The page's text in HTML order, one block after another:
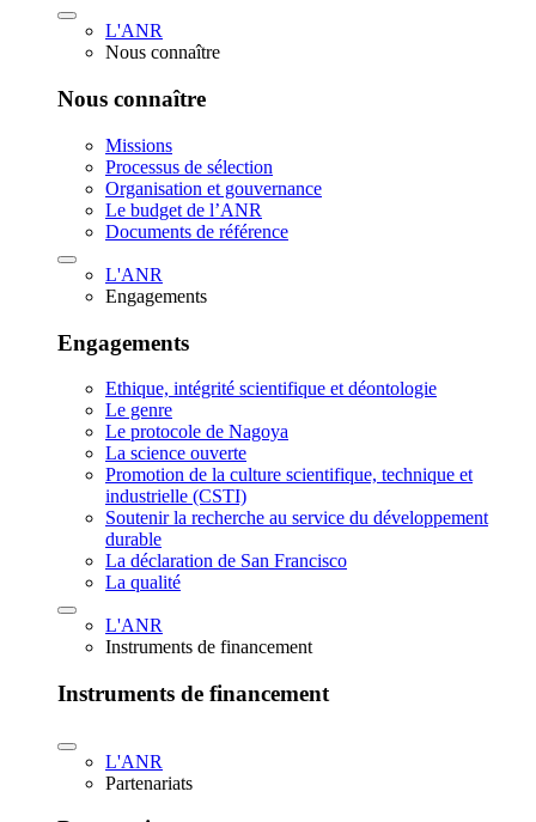
L'ANR
Nous connaître
Nous connaître
Missions
Processus de sélection
Organisation et gouvernance
Le budget de l’ANR
Documents de référence
L'ANR
Engagements
Engagements
Ethique, intégrité scientifique et déontologie
Le genre
Le protocole de Nagoya
La science ouverte
Promotion de la culture scientifique, technique et
industrielle (CSTI)
Soutenir la recherche au service du développement
durable
La déclaration de San Francisco
La qualité
L'ANR
Instruments de financement
Instruments de financement
L'ANR
Partenariats